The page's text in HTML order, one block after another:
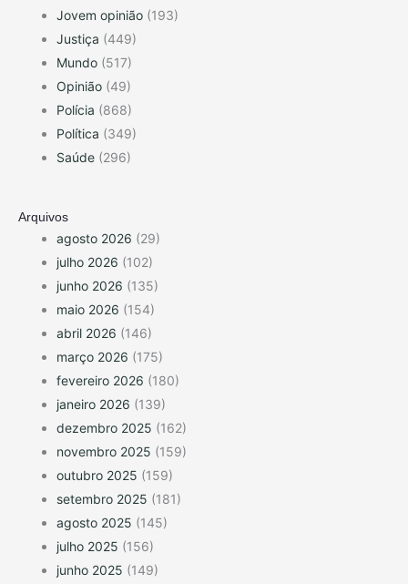
Jovem opinião (193)
Justiça (449)
Mundo (517)
Opinião (49)
Polícia (868)
Política (349)
Saúde (296)
Arquivos
agosto 2026 (29)
julho 2026 (102)
junho 2026 (135)
maio 2026 (154)
abril 2026 (146)
março 2026 (175)
fevereiro 2026 (180)
janeiro 2026 (139)
dezembro 2025 (162)
novembro 2025 (159)
outubro 2025 (159)
setembro 2025 (181)
agosto 2025 (145)
julho 2025 (156)
junho 2025 (149)